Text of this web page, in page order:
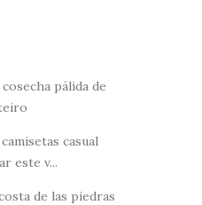
cosecha pálida de
casual
este v...
de las piedras